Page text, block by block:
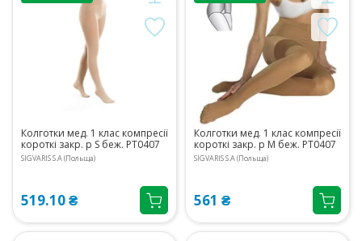
Колготки мед. 1 клас компресії
короткі закр. р S беж. PT0407
SIGVARIS S.A (Польща)
519.10 ₴
Колготки мед. 1 клас компресії
короткі закр. р M беж. PT0407
SIGVARIS S.A (Польща)
561 ₴